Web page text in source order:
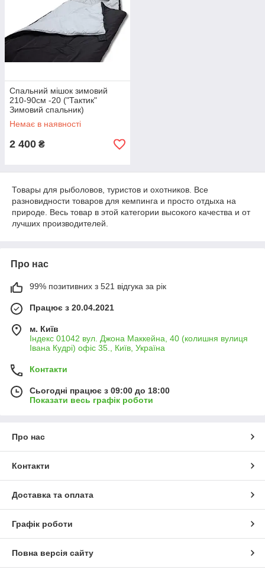
Спальний мішок зимовий
210-90см -20 ("Тактик"
Зимовий спальник)
Немає в наявності
2 400 ₴
Товары для рыболовов, туристов и охотников. Все
разновидности товаров для кемпинга и просто отдыха на
природе. Весь товар в этой категории высокого качества и от
лучших производителей.
Про нас
99% позитивних з 521 відгука за рік
Працює з 20.04.2021
м. Київ
Індекс 01042 вул. Джона Маккейна, 40 (колишня вулиця
Івана Кудрі) офіс 35., Київ, Україна
Контакти
Сьогодні працює з 09:00 до 18:00
Показати весь графік роботи
Про нас
Контакти
Доставка та оплата
Графік роботи
Повна версія сайту